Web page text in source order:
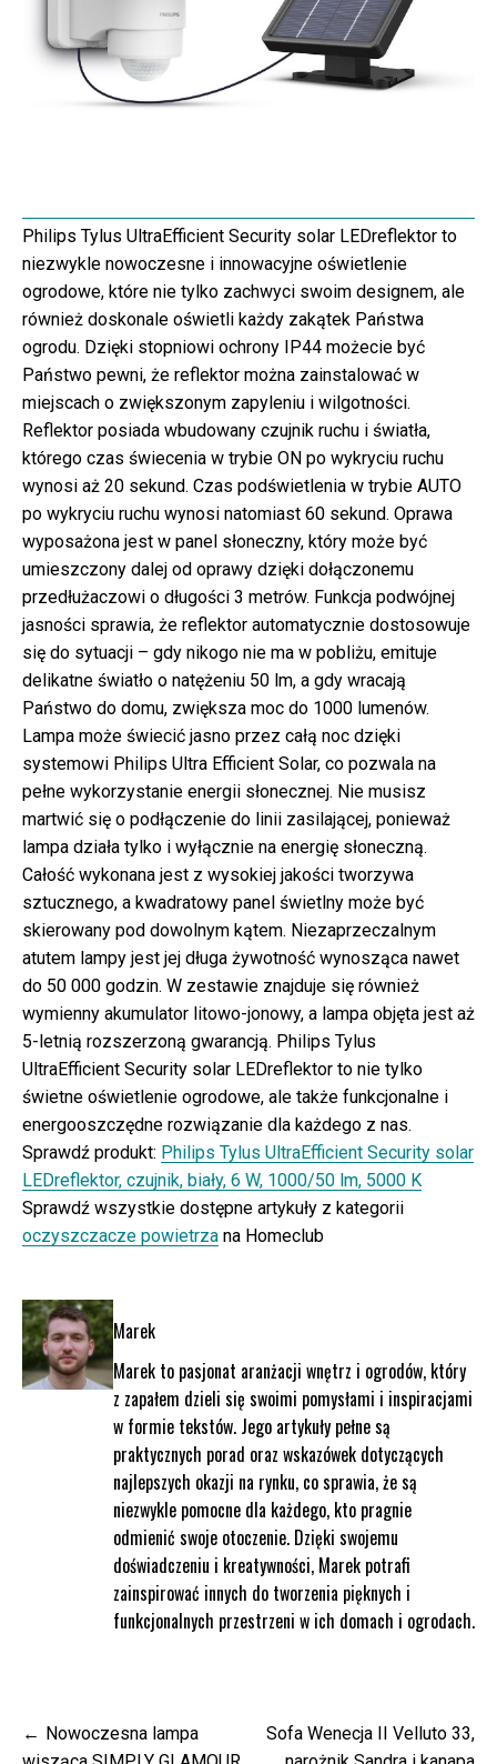
Philips Tylus UltraEfficient Security solar LEDreflektor to
niezwykle nowoczesne i innowacyjne oświetlenie
ogrodowe, które nie tylko zachwyci swoim designem, ale
również doskonale oświetli każdy zakątek Państwa
ogrodu. Dzięki stopniowi ochrony IP44 możecie być
Państwo pewni, że reflektor można zainstalować w
miejscach o zwiększonym zapyleniu i wilgotności.
Reflektor posiada wbudowany czujnik ruchu i światła,
którego czas świecenia w trybie ON po wykryciu ruchu
wynosi aż 20 sekund. Czas podświetlenia w trybie AUTO
po wykryciu ruchu wynosi natomiast 60 sekund. Oprawa
wyposażona jest w panel słoneczny, który może być
umieszczony dalej od oprawy dzięki dołączonemu
przedłużaczowi o długości 3 metrów. Funkcja podwójnej
jasności sprawia, że reflektor automatycznie dostosowuje
się do sytuacji – gdy nikogo nie ma w pobliżu, emituje
delikatne światło o natężeniu 50 lm, a gdy wracają
Państwo do domu, zwiększa moc do 1000 lumenów.
Lampa może świecić jasno przez całą noc dzięki
systemowi Philips Ultra Efficient Solar, co pozwala na
pełne wykorzystanie energii słonecznej. Nie musisz
martwić się o podłączenie do linii zasilającej, ponieważ
lampa działa tylko i wyłącznie na energię słoneczną.
Całość wykonana jest z wysokiej jakości tworzywa
sztucznego, a kwadratowy panel świetlny może być
skierowany pod dowolnym kątem. Niezaprzeczalnym
atutem lampy jest jej długa żywotność wynosząca nawet
do 50 000 godzin. W zestawie znajduje się również
wymienny akumulator litowo-jonowy, a lampa objęta jest aż
5-letnią rozszerzoną gwarancją. Philips Tylus
UltraEfficient Security solar LEDreflektor to nie tylko
świetne oświetlenie ogrodowe, ale także funkcjonalne i
energooszczędne rozwiązanie dla każdego z nas.
Sprawdź produkt: Philips Tylus UltraEfficient Security solar
LEDreflektor, czujnik, biały, 6 W, 1000/50 lm, 5000 K
Sprawdź wszystkie dostępne artykuły z kategorii
oczyszczacze powietrza na Homeclub
Marek
Marek to pasjonat aranżacji wnętrz i ogrodów, który
z zapałem dzieli się swoimi pomysłami i inspiracjami
w formie tekstów. Jego artykuły pełne są
praktycznych porad oraz wskazówek dotyczących
najlepszych okazji na rynku, co sprawia, że są
niezwykle pomocne dla każdego, kto pragnie
odmienić swoje otoczenie. Dzięki swojemu
doświadczeniu i kreatywności, Marek potrafi
zainspirować innych do tworzenia pięknych i
funkcjonalnych przestrzeni w ich domach i ogrodach.
Nawigacja
Nowoczesna lampa
Sofa Wenecja II Velluto 33,